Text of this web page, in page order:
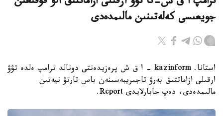
جويعىسى كەلەتىنىن مالىمدەدى
استانا. kazinform - ا ق ش پرەزيدەنتى دونالد ترامپ ەلدە تۋۋ
ارقىلى ازاماتتىق بەرۋ تاجىريبەسىنەن باس تارتۋ نيەتىن
مالىمدەدى، دەپ حابارلايدى Report.